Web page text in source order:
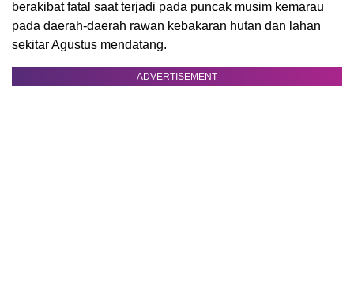
berakibat fatal saat terjadi pada puncak musim kemarau
pada daerah-daerah rawan kebakaran hutan dan lahan
sekitar Agustus mendatang.
ADVERTISEMENT